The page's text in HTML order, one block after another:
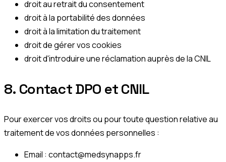
droit au retrait du consentement
droit à la portabilité des données
droit à la limitation du traitement
droit de gérer vos cookies
droit d'introduire une réclamation auprès de la CNIL
8. Contact DPO et CNIL
Pour exercer vos droits ou pour toute question relative au
traitement de vos données personnelles :
Email : contact@medsynapps.fr